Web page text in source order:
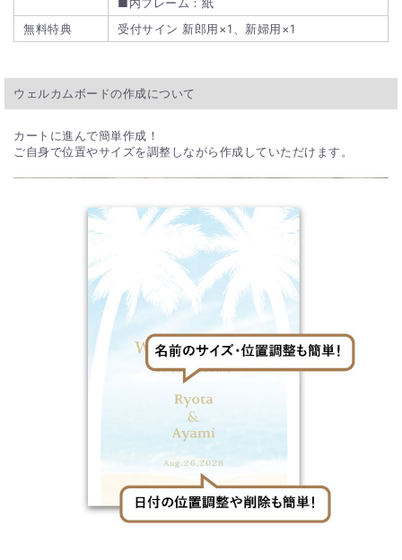
■内フレーム：紙
無料特典
受付サイン 新郎用×1、新婦用×1
ウェルカムボードの作成について
カートに進んで簡単作成！
ご自身で位置やサイズを調整しながら作成していただけます。